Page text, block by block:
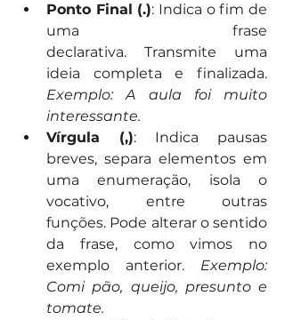
Ponto Final (.): Indica o fim de
uma frase
declarativa. Transmite uma
Exemplo: A aula foi muito
interessante.
Vírgula (,): Indica pausas
breves, separa elementos em
uma enumeração, isola o
vocativo, entre outras
funções. Pode alterar o sentido
da frase, como vimos no
exemplo anterior. Exemplo:
Comi pão, queijo, presunto e
tomate.